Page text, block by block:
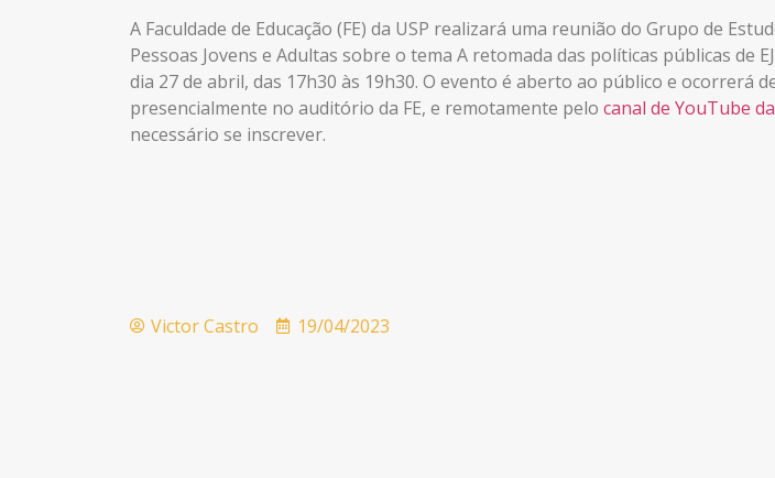
A Faculdade de Educação (FE) da USP realizará uma reunião do Grupo de
Pessoas Jovens e Adultas sobre o tema A retomada das políticas públicas de
dia 27 de abril, das 17h30 às 19h30. O evento é aberto ao público e ocorrerá
presencialmente no auditório da FE, e remotamente pelo canal de YouTube da
necessário se inscrever.
Victor Castro 19/04/2023